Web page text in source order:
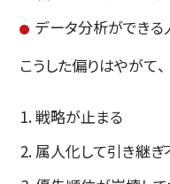
データ分析ができ
こうした偏りはやがて、
戦略が止まる
属人化して引き継ぎ